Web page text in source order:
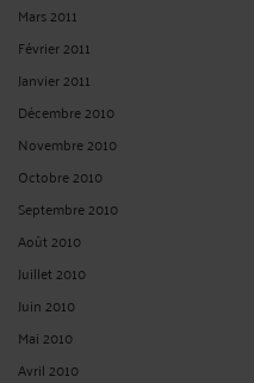
Mars 2011
Février 2011
Janvier 2011
Décembre 2010
Novembre 2010
Octobre 2010
Septembre 2010
Août 2010
Juillet 2010
Juin 2010
Mai 2010
Avril 2010